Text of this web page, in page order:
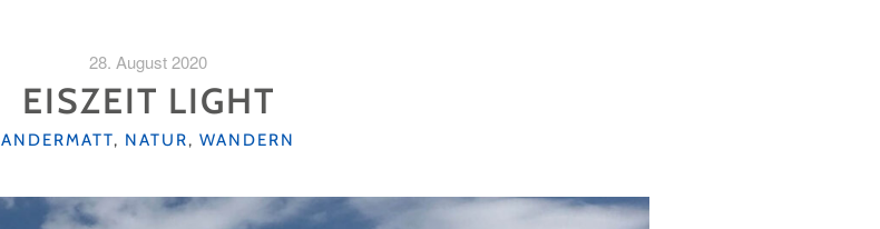
28. August 2020
EISZEIT LIGHT
KATEGORIEN
ANDERMATT, NATUR, WANDERN